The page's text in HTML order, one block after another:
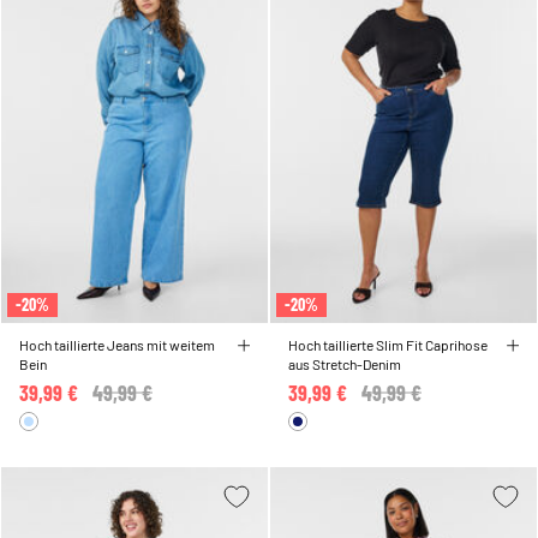
-20%
Hoch taillierte Jeans mit weitem
Bein
Price reduced from
49,99 €
39,99 €
-20%
Hoch taillierte Slim Fit Caprihose
aus Stretch-Denim
Price reduced from
49,99 €
39,99 €